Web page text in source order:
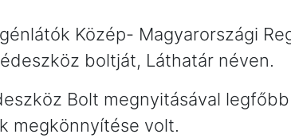
Közép- Magyarországi
boltját, Láthatár néven.
Bolt megnyitásával
megkönnyítése volt.